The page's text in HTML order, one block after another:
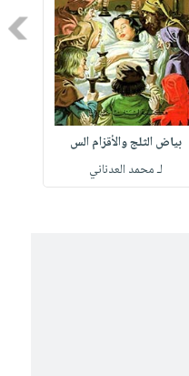
بياض الثلج والأقزام الس
لـ محمد العدناني